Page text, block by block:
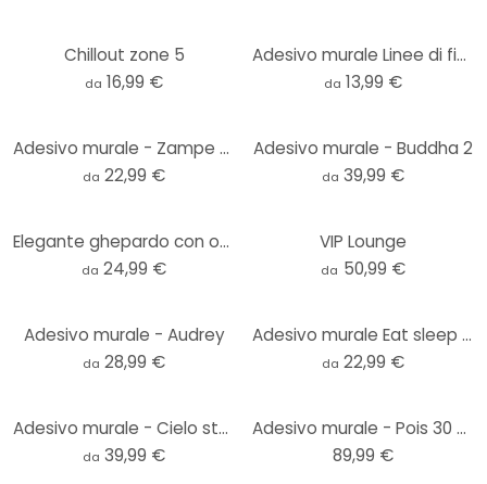
Chillout zone 5
da 16,99 €
Adesivo murale Linee di fiocco boho unicolore
da 13,99 €
Adesivo murale - Zampe di gatto
da 22,99 €
Adesivo murale - Buddha 2
da 39,99 €
Elegante ghepardo con occhiali da sole Adesivo murale - Oltmanns - Rotondo
da 24,99 €
VIP Lounge
da 50,99 €
Adesivo murale - Audrey
da 28,99 €
Adesivo murale Eat sleep game repeat
da 22,99 €
Adesivo murale - Cielo stellato
da 39,99 €
Adesivo murale - Pois 30 pz.
89,99 €